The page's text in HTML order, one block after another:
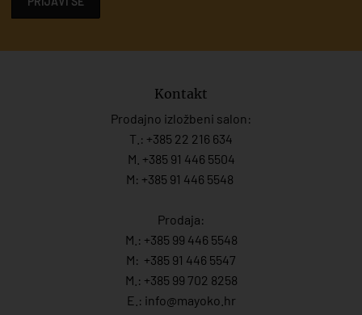
Kontakt
Prodajno izložbeni salon:
T.: +385 22 216 634
M. +385 91 446 5504
M: +385 91 446 5548
Prodaja:
M.: +385 99 446 5548
M: +385 91 446 5547
M.: +385 99 702 8258
E.: info@mayoko. hr